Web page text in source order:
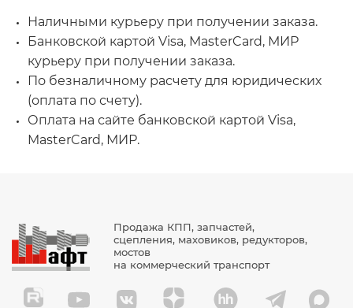
Наличными курьеру при получении заказа.
Банковской картой Visa, MasterCard, МИР
курьеру при получении заказа.
По безналичному расчету для юридических
(оплата по счету).
Оплата на сайте банковской картой Visa,
MasterCard, МИР.
Продажа КПП, запчастей,
сцепления, маховиков, редукторов,
мостов
на коммерческий транспорт